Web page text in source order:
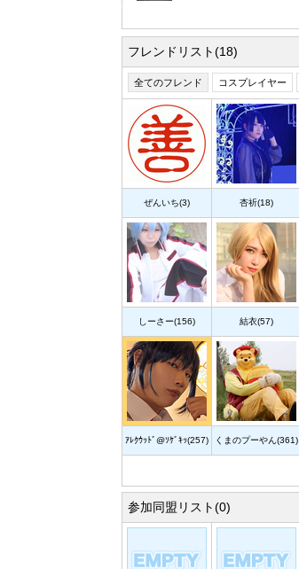
フレンドリスト(18)
全てのフレンド コスプレイヤー
ぜんいち(3) 杏祈(18)
しーさー(156) 結衣(57)
ｱﾚｸｳｯﾄﾞ@ｿｹﾞｷｯ(257) くまのプーやん(361)
参加同盟リスト(0)